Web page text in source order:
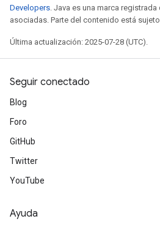
Developers. Java es una marca
asociadas. Parte del contenido está
Última actualización: 2025-07-28 (UTC).
Seguir conectado
Blog
Foro
GitHub
Twitter
YouTube
Ayuda